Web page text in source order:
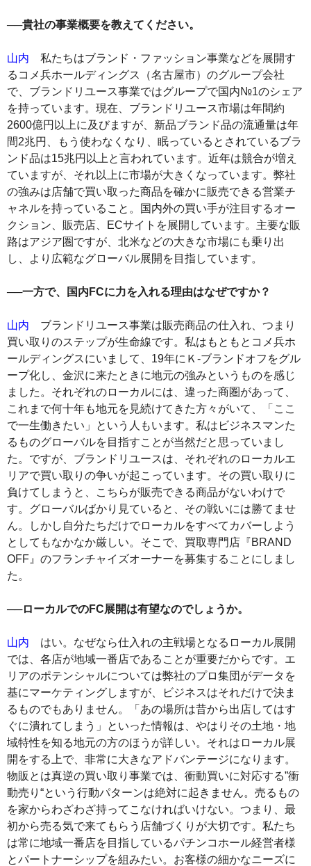
──貴社の事業概要を教えてください。
山内 私たちはブランド・ファッション事業などを展開す
るコメ兵ホールディングス（名古屋市）のグループ会社
で、ブランドリユース事業ではグループで国内№1のシェア
を持っています。現在、ブランドリユース市場は年間約
2600億円以上に及びますが、新品ブランド品の流通量は年
間2兆円、もう使わなくなり、眠っているとされているブラ
ンド品は15兆円以上と言われています。近年は競合が増え
ていますが、それ以上に市場が大きくなっています。弊社
の強みは店舗で買い取った商品を確かに販売できる営業チ
ャネルを持っていること。国内外の買い手が注目するオー
クション、販売店、ECサイトを展開しています。主要な販
路はアジア圏ですが、北米などの大きな市場にも乗り出
し、より広範なグローバル展開を目指しています。
──一方で、国内FCに力を入れる理由はなぜですか？
山内 ブランドリユース事業は販売商品の仕入れ、つまり
買い取りのステップが生命線です。私はもともとコメ兵ホ
ールディングスにいまして、19年にＫ‐ブランドオフをグル
ープ化し、金沢に来たときに地元の強みというものを感じ
ました。それぞれのローカルには、違った商圏があって、
これまで何十年も地元を見続けてきた方々がいて、「ここ
で一生働きたい」という人もいます。私はビジネスマンた
るものグローバルを目指すことが当然だと思っていまし
た。ですが、ブランドリユースは、それぞれのローカルエ
リアで買い取りの争いが起こっています。その買い取りに
負けてしまうと、こちらが販売できる商品がないわけで
す。グローバルばかり見ていると、その戦いには勝てませ
ん。しかし自分たちだけでローカルをすべてカバーしよう
としてもなかなか厳しい。そこで、買取専門店『BRAND
OFF』のフランチャイズオーナーを募集することにしまし
た。
──ローカルでのFC展開は有望なのでしょうか。
山内 はい。なぜなら仕入れの主戦場となるローカル展開
では、各店が地域一番店であることが重要だからです。エ
リアのポテンシャルについては弊社のプロ集団がデータを
基にマーケティングしますが、ビジネスはそれだけで決ま
るものでもありません。「あの場所は昔から出店してはす
ぐに潰れてしまう」といった情報は、やはりその土地・地
域特性を知る地元の方のほうが詳しい。それはローカル展
開をする上で、非常に大きなアドバンテージになります。
物販とは真逆の買い取り事業では、衝動買いに対応する”衝
動売り“という行動パターンは絶対に起きません。売るもの
を家からわざわざ持ってこなければいけない。つまり、最
初から売る気で来てもらう店舗づくりが大切です。私たち
は常に地域一番店を目指しているパチンコホール経営者様
とパートナーシップを組みたい。お客様の細かなニーズに